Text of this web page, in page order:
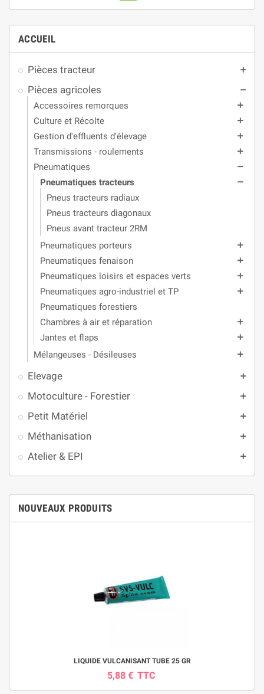
ACCUEIL
Pièces tracteur add
Pièces agricoles remove
Accessoires remorques add
Culture et Récolte add
Gestion d'effluents d'élevage add
Transmissions - roulements add
Pneumatiques remove
Pneumatiques tracteurs remove
Pneus tracteurs radiaux
Pneus tracteurs diagonaux
Pneus avant tracteur 2RM
Pneumatiques porteurs
add
Pneumatiques fenaison add
Pneumatiques loisirs et espaces verts add
Pneumatiques agro-industriel et TP add
Pneumatiques forestiers
Chambres à air et réparation
add
Jantes et flaps add
Mélangeuses - Désileuses add
Elevage add
Motoculture - Forestier add
Petit Matériel add
Méthanisation add
Atelier & EPI add
NOUVEAUX PRODUITS
LIQUIDE VULCANISANT TUBE 25 GR
5,88 € TTC